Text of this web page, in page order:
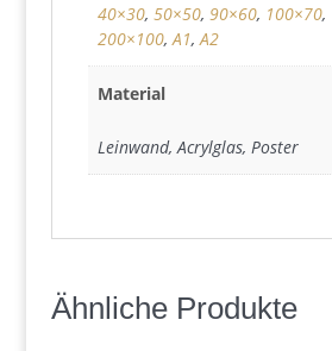
40×30, 50×50, 90×60, 100×70,
200×100,A1,A2
Material
Leinwand, Acrylglas, Poster
Ähnliche Produkte